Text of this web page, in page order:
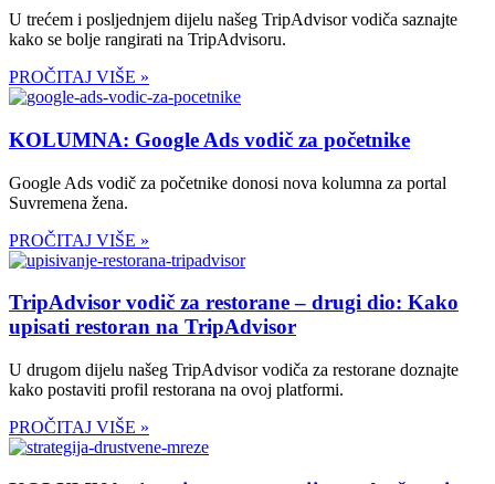
U trećem i posljednjem dijelu našeg TripAdvisor vodiča saznajte
kako se bolje rangirati na TripAdvisoru.
PROČITAJ VIŠE »
KOLUMNA: Google Ads vodič za početnike
Google Ads vodič za početnike donosi nova kolumna za portal
Suvremena žena.
PROČITAJ VIŠE »
TripAdvisor vodič za restorane – drugi dio: Kako
upisati restoran na TripAdvisor
U drugom dijelu našeg TripAdvisor vodiča za restorane doznajte
kako postaviti profil restorana na ovoj platformi.
PROČITAJ VIŠE »